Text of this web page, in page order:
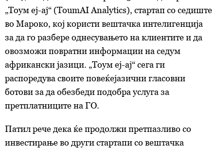
„Тоум еј-ај“ (ToumAI Analytics), стартап со седиште
во Мароко, кој користи вештачка интелигенција
за да го разбере однесувањето на клиентите и да
овозможи повратни информации на седум
африкански јазици. „Тоум еј-ај“ сега ги
распоредува своите повеќејазични гласовни
ботови за да обезбеди подобра услуга за
претплатниците на ГО.
Патил рече дека ќе продолжи претпазливо со
инвестирање во други стартапи со вештачка